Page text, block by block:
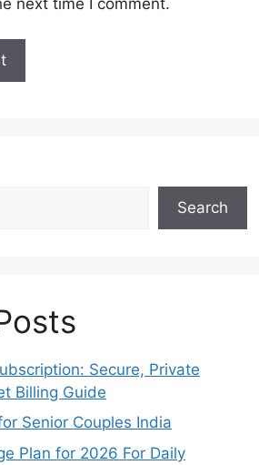
next time I comment.
Search
Secure, Private
Billing Guide
Senior Couples India
Plan for 2026 For Daily